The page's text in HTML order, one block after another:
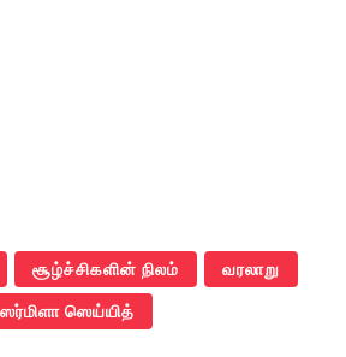
சூழ்ச்சிகளின் நிலம் வரலாறு
ஸர்மிளா ஸெய்யித்